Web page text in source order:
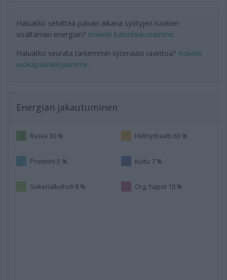
Haluatko selvittää päivän aikana syötyjen ruokien
sisältämän energian? Kokeile kalorilaskuriamme.
Haluatko seurata tarkemmin syömääsi ravintoa? Kokeile
ruokapäiväkirjaamme.
Energian jakautuminen
Rasva 30 % Hiilihydraatti 63 %
Proteiini 5 % Kuitu 7 %
Sokerialkoholi 8 % Org. hapot 10 %